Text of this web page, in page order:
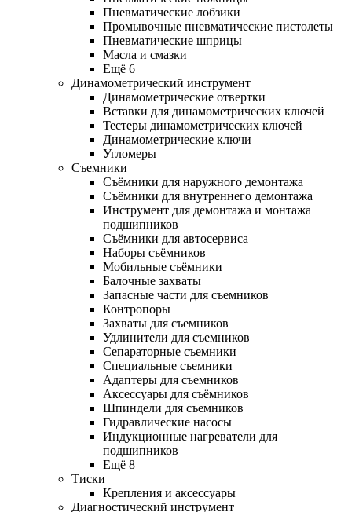
Пневматические лобзики
Промывочные пневматические пистолеты
Пневматические шприцы
Масла и смазки
Ещё 6
Динамометрический инструмент
Динамометрические отвертки
Вставки для динамометрических ключей
Тестеры динамометрических ключей
Динамометрические ключи
Угломеры
Съемники
Съёмники для наружного демонтажа
Съёмники для внутреннего демонтажа
Инструмент для демонтажа и монтажа
подшипников
Съёмники для автосервиса
Наборы съёмников
Мобильные съёмники
Балочные захваты
Запасные части для съемников
Контропоры
Захваты для съемников
Удлинители для съемников
Сепараторные съемники
Специальные съемники
Адаптеры для съемников
Аксессуары для съёмников
Шпиндели для съемников
Гидравлические насосы
Индукционные нагреватели для
подшипников
Ещё 8
Тиски
Крепления и аксессуары
Диагностический инструмент